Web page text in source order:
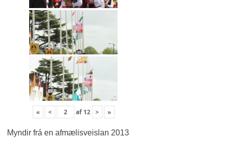
« < af 12 > »
Myndir frá en afmælisveislan 2013